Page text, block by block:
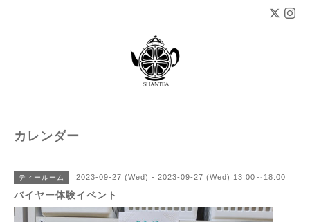
カレンダー
ティールーム 2023-09-27 (Wed) - 2023-09-27 (Wed) 13:00～18:00
バイヤー体験イベント